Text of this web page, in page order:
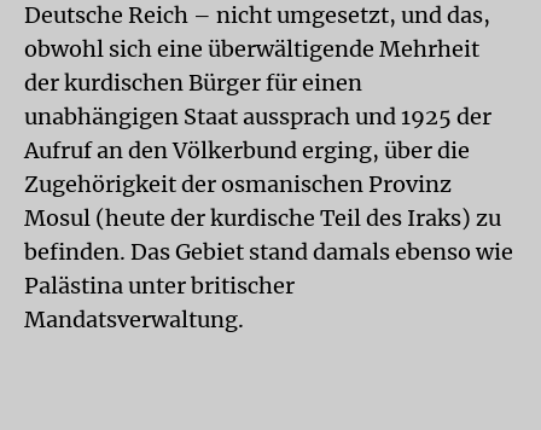
Deutsche Reich – nicht umgesetzt, und das,
obwohl sich eine überwältigende Mehrheit
der kurdischen Bürger für einen
unabhängigen Staat aussprach und 1925 der
Aufruf an den Völkerbund erging, über die
Zugehörigkeit der osmanischen Provinz
Mosul (heute der kurdische Teil des Iraks) zu
befinden. Das Gebiet stand damals ebenso wie
Palästina unter britischer
Mandatsverwaltung.